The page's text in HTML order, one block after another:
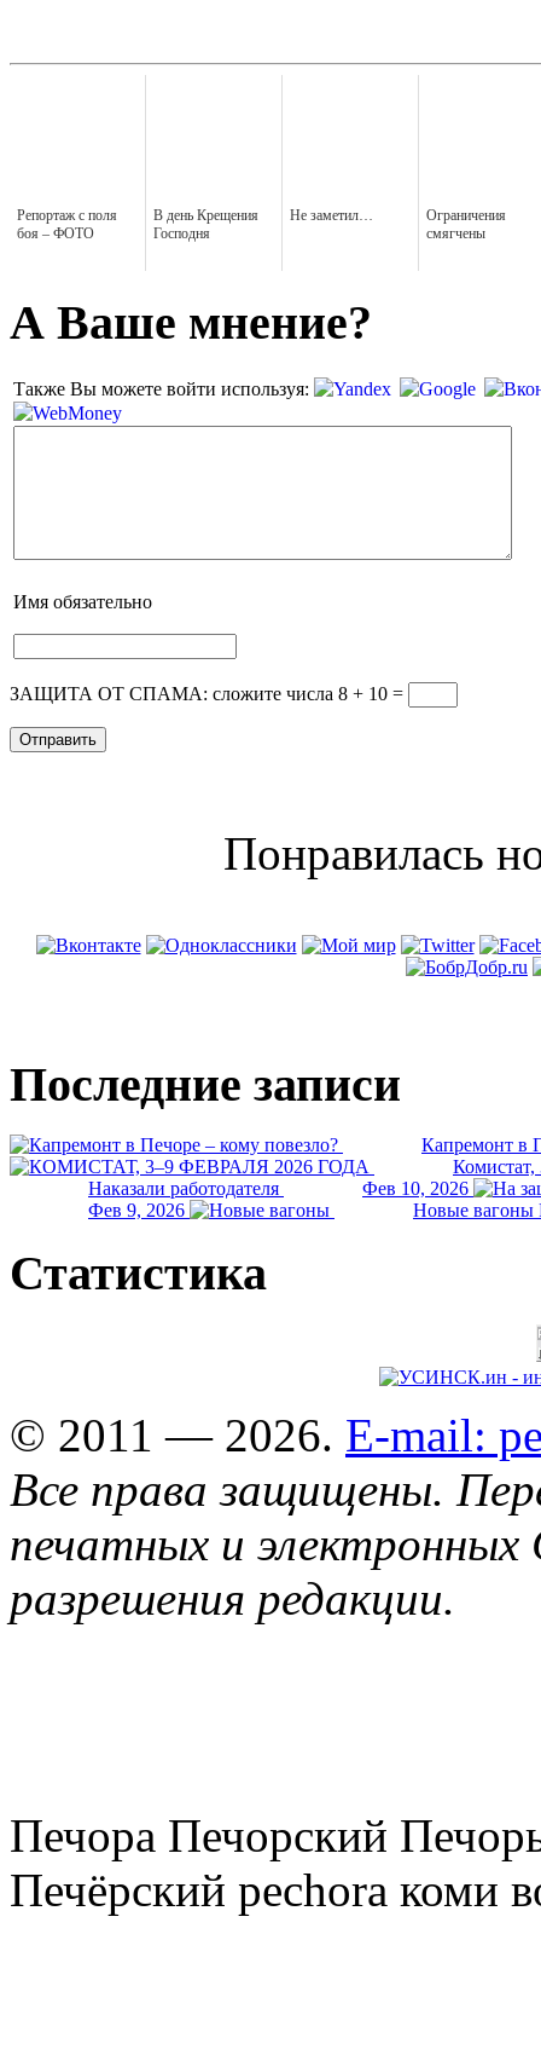
Репортаж с поля
боя – ФОТО
В день Крещения
Господня
Не заметил…
Ограничения
смягчены
А Ваше мнение?
Также Вы можете войти используя:
Имя обязательно
ЗАЩИТА ОТ СПАМА: сложите числа 8 + 10 =
Понравилась
Последние записи
Капремонт в
Комистат,
Наказали работодателя
Фев 10, 2026
Фев 9, 2026
Новые вагоны
Статистика
© 2011 — 2026. E-mail:
Все права защищены.
печатных и
разрешения редакции.
Печора Печорский
Печёрский pechora коми